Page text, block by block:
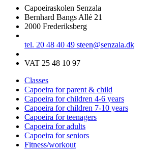
Capoeiraskolen Senzala
Bernhard Bangs Allé 21
2000 Frederiksberg
tel. 20 48 40 49 steen@senzala.dk
VAT 25 48 10 97
Classes
Capoeira for parent & child
Capoeira for children 4-6 years
Capoeira for children 7-10 years
Capoeira for teenagers
Capoeira for adults
Capoeira for seniors
Fitness/workout